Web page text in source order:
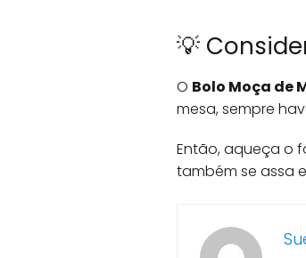
💡
O Bolo Moça de
mesa, sempre
Então, aqueça o
também se assa